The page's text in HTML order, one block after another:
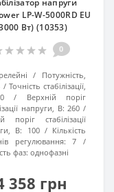
напруги
LP-W-5000RD EU
Вт) (10353)
0
релейні
Потужність,
Точність стабілізації,
Верхній поріг
напруги, В: 260
поріг стабілізації
В:
100
Кількість
регулювання:
7
фаз: однофазні
358 грн